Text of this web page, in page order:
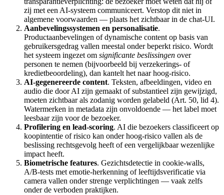
zij met een AI-systeem communiceert. Verstop dit niet in
algemene voorwaarden — plaats het zichtbaar in de chat-UI.
Aanbevelingssystemen en personalisatie.
Productaanbevelingen of dynamische content op basis van
gebruikersgedrag vallen meestal onder beperkt risico. Wordt
het systeem ingezet om significante beslissingen over
personen te nemen (bijvoorbeeld bij verzekerings- of
kredietbeoordeling), dan kantelt het naar hoog-risico.
AI-gegenereerde content. Teksten, afbeeldingen, video en
audio die door AI zijn gemaakt of substantieel zijn gewijzigd,
moeten zichtbaar als zodanig worden gelabeld (Art. 50, lid 4).
Watermerken in metadata zijn onvoldoende — het label moet
leesbaar zijn voor de bezoeker.
Profilering en lead-scoring. AI die bezoekers classificeert op
koopintentie of risico kan onder hoog-risico vallen als de
beslissing rechtsgevolg heeft of een vergelijkbaar wezenlijke
impact heeft.
Biometrische features. Gezichtsdetectie in cookie-walls,
A/B-tests met emotie-herkenning of leeftijdsverificatie via
camera vallen onder strenge verplichtingen — vaak zelfs
onder de verboden praktijken.